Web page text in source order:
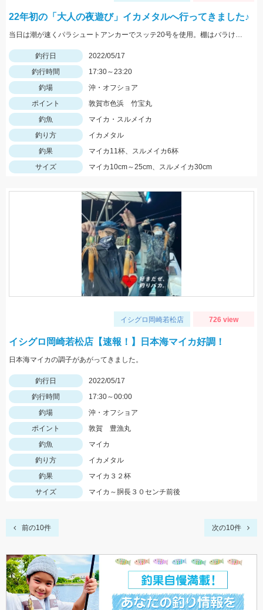
22年初の「大人の夜遊び」イカメタルへ行ってきました♪
当日は潮が速くパラシュートアンカーでスッテ20号を使用。棚はバラけていますがボトムが一番反応が良かったです。
釣行日
2022/05/17
釣行時間
17:30～23:20
釣場
沖・オフショア
ポイント
敦賀市色浜 竹宝丸
釣魚
マイカ・スルメイカ
釣り方
イカメタル
釣果
マイカ11杯、スルメイカ6杯
サイズ
マイカ10cm～25cm、スルメイカ30cm
イシグロ岡崎若松店 726 view
イシグロ岡崎若松店【速報！】日本海マイカ好調！
日本海マイカの調子があがってきました。
釣行日
2022/05/17
釣行時間
17:30～00:00
釣場
沖・オフショア
ポイント
敦賀 豊漁丸
釣魚
マイカ
釣り方
イカメタル
釣果
マイカ３２杯
サイズ
マイカ～胴長３０センチ前後
前の10件 次の10件